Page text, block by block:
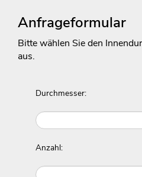
Anfrageformular
Bitte wählen Sie den
aus.
Durchmesser:
Anzahl: